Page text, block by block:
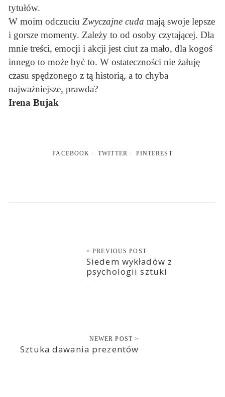
tytułów.
W moim odczuciu Zwyczajne cuda mają swoje lepsze
i gorsze momenty. Zależy to od osoby czytającej. Dla
mnie treści, emocji i akcji jest ciut za mało, dla kogoś
innego to może być to. W ostateczności nie żałuję
czasu spędzonego z tą historią, a to chyba
najważniejsze, prawda?
Irena Bujak
FACEBOOK TWITTER PINTEREST
< PREVIOUS POST
Siedem wykładów z
psychologii sztuki
NEWER POST >
Sztuka dawania prezentów